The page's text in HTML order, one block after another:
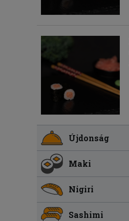
Újdonság
Maki
Nigiri
Sashimi